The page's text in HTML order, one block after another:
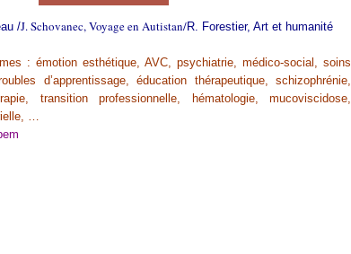
/J. Schovanec, Voyage en Autistan/R. Forestier, Art et humanité
: émotion esthétique, AVC, psychiatrie, médico-social, soins
d’apprentissage, éducation thérapeutique, schizophrénie,
transition professionnelle, hématologie, mucoviscidose,
…